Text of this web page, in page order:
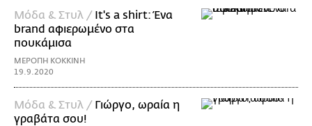
Μόδα & Στυλ / It's a shirt: Ένα
brand αφιερωμένο στα
πουκάμισα
ΜΕΡΟΠΗ ΚΟΚΚΙΝΗ
19.9.2020
Μόδα & Στυλ / Γιώργο, ωραία η
γραβάτα σου!